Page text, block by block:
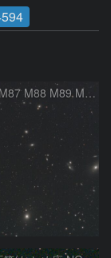
M84 M86 M87 M88 M89 M90 M91 マルカリアンの銀河鎖 おとめ座 かみのけ座